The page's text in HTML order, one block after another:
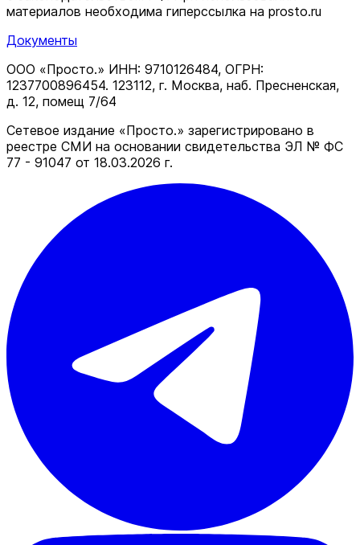
материалов необходима гиперссылка на prosto.ru
Документы
ООО «Просто.» ИНН: 9710126484, ОГРН:
1237700896454. 123112, г. Москва, наб. Пресненская,
д. 12, помещ 7/64
Сетевое издание «Просто.» зарегистрировано в
реестре СМИ на основании свидетельства ЭЛ № ФС
77 - 91047 от 18.03.2026 г.